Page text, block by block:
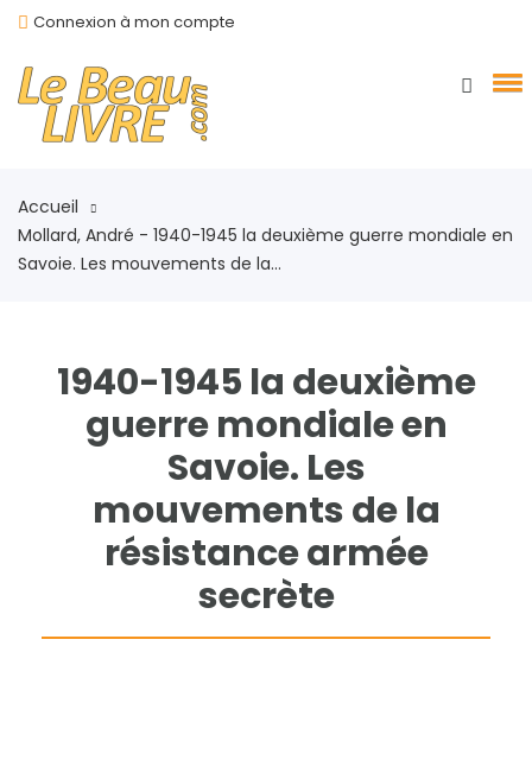
Connexion à mon compte
Accueil
Mollard, André - 1940-1945 la deuxième guerre mondiale en
Savoie. Les mouvements de la...
1940-1945 la deuxième
guerre mondiale en
Savoie. Les
mouvements de la
résistance armée
secrète